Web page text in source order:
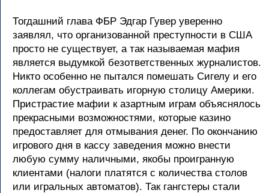
Тогдашний глава ФБР Эдгар Гувер уверенно
заявлял, что организованной преступности в США
просто не существует, а так называемая мафия
является выдумкой безответственных журналистов.
Никто особенно не пытался помешать Сигелу и его
коллегам обустраивать игорную столицу Америки.
Пристрастие мафии к азартным играм объяснялось
прекрасными возможностями, которые казино
предоставляет для отмывания денег. По окончанию
игрового дня в кассу заведения можно внести
любую сумму наличными, якобы проигранную
клиентами (налоги платятся с количества столов
или игральных автоматов). Так гангстеры стали